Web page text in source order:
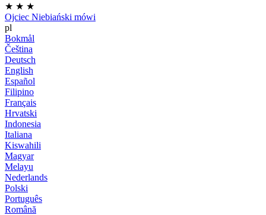
★ ★ ★
Ojciec Niebiański mówi
pl
Bokmål
Čeština
Deutsch
English
Español
Filipino
Français
Hrvatski
Indonesia
Italiana
Kiswahili
Magyar
Melayu
Nederlands
Polski
Português
Română